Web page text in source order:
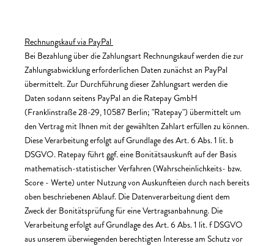
Rechnungskauf via PayPal
Bei Bezahlung über die Zahlungsart Rechnungskauf werden die zur
Zahlungsabwicklung erforderlichen Daten zunächst an PayPal
übermittelt. Zur Durchführung dieser Zahlungsart werden die
Daten sodann seitens PayPal an die Ratepay GmbH
(Franklinstraße 28-29, 10587 Berlin; "Ratepay") übermittelt um
den Vertrag mit Ihnen mit der gewählten Zahlart erfüllen zu können.
Diese Verarbeitung erfolgt auf Grundlage des Art. 6 Abs. 1 lit. b
DSGVO. Ratepay führt ggf. eine Bonitätsauskunft auf der Basis
mathematisch-statistischer Verfahren (Wahrscheinlichkeits- bzw.
Score - Werte) unter Nutzung von Auskunfteien durch nach bereits
oben beschriebenen Ablauf. Die Datenverarbeitung dient dem
Zweck der Bonitätsprüfung für eine Vertragsanbahnung. Die
Verarbeitung erfolgt auf Grundlage des Art. 6 Abs. 1 lit. f DSGVO
aus unserem überwiegenden berechtigten Interesse am Schutz vor